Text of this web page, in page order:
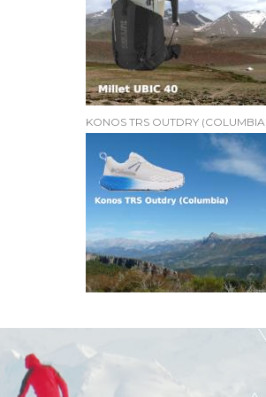
KONOS TRS OUTDRY